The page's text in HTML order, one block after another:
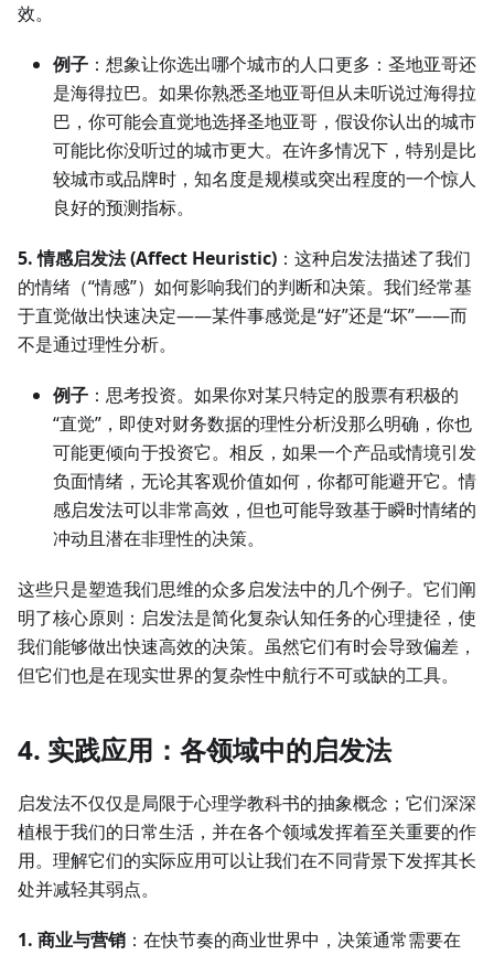
效。
例子 ：想象让你选出哪个城市的人口更多：圣地亚哥还
是海得拉巴。如果你熟悉圣地亚哥但从未听说过海得拉
巴，你可能会直觉地选择圣地亚哥，假设你认出的城市
可能比你没听过的城市更大。在许多情况下，特别是比
较城市或品牌时，知名度是规模或突出程度的一个惊人
良好的预测指标。
5. 情感启发法 (Affect Heuristic) ：这种启发法描述了我们
的情绪（“情感”）如何影响我们的判断和决策。我们经常基
于直觉做出快速决定——某件事感觉是“好”还是“坏”——而
不是通过理性分析。
例子 ：思考投资。如果你对某只特定的股票有积极的
“直觉”，即使对财务数据的理性分析没那么明确，你也
可能更倾向于投资它。相反，如果一个产品或情境引发
负面情绪，无论其客观价值如何，你都可能避开它。情
感启发法可以非常高效，但也可能导致基于瞬时情绪的
冲动且潜在非理性的决策。
这些只是塑造我们思维的众多启发法中的几个例子。它们阐
明了核心原则：启发法是简化复杂认知任务的心理捷径，使
我们能够做出快速高效的决策。虽然它们有时会导致偏差，
但它们也是在现实世界的复杂性中航行不可或缺的工具。
4. 实践应用：各领域中的启发法
启发法不仅仅是局限于心理学教科书的抽象概念；它们深深
植根于我们的日常生活，并在各个领域发挥着至关重要的作
用。理解它们的实际应用可以让我们在不同背景下发挥其长
处并减轻其弱点。
1. 商业与营销 ：在快节奏的商业世界中，决策通常需要在